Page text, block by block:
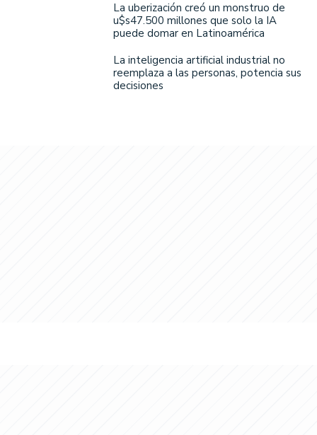
La uberización creó un monstruo de
u$s47.500 millones que solo la IA
puede domar en Latinoamérica
La inteligencia artificial industrial no
reemplaza a las personas, potencia sus
decisiones